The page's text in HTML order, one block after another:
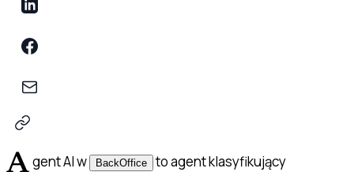
Agent AI w BackOffice
to agent klasyfikujący